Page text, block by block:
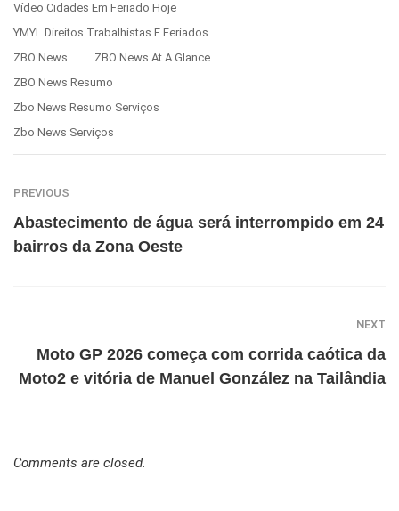
Vídeo Cidades Em Feriado Hoje
YMYL Direitos Trabalhistas E Feriados
ZBO News
ZBO News At A Glance
ZBO News Resumo
Zbo News Resumo Serviços
Zbo News Serviços
PREVIOUS
Abastecimento de água será interrompido em 24
bairros da Zona Oeste
NEXT
Moto GP 2026 começa com corrida caótica da
Moto2 e vitória de Manuel González na Tailândia
Comments are closed.